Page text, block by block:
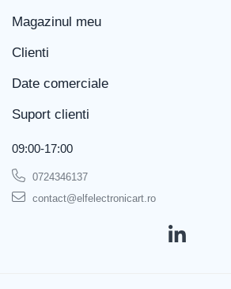
Magazinul meu
Clienti
Date comerciale
Suport clienti
09:00-17:00
0724346137
contact@elfelectronicart.ro